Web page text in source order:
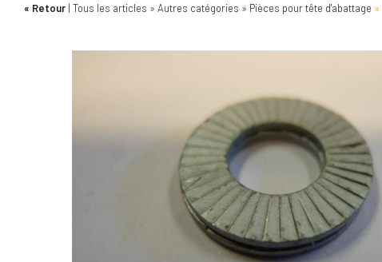
Retour Tous les articles Autres catégories Pièces pour tête d'abattage